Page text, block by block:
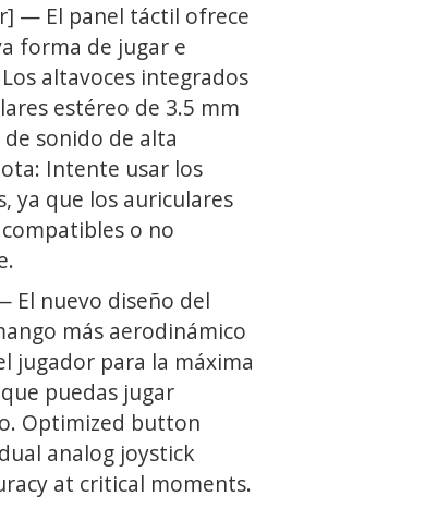
— El panel táctil ofrece
forma de jugar e
altavoces integrados
estéreo de 3.5 mm
sonido de alta
Intente usar los
ya que los auriculares
o no
El nuevo diseño del
más aerodinámico
jugador para la máxima
puedas jugar
Optimized button
analog joystick
at critical moments.